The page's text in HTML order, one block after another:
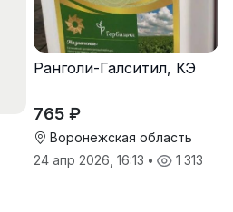
Ранголи-Галситил, КЭ
765 ₽
Воронежская область
24 апр 2026, 16:13 • 1 313